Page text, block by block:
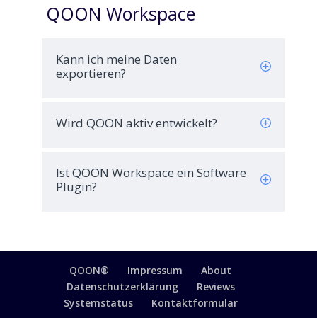
QOON Workspace
Kann ich meine Daten
exportieren?
Wird QOON aktiv entwickelt?
Ist QOON Workspace ein Software
Plugin?
QOON® Impressum
About
Datenschutzerklärung
Reviews
Systemstatus
Kontaktformular